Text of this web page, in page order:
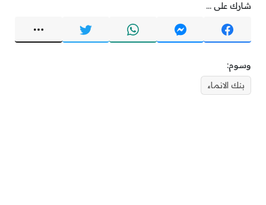
شارك على ...
وسوم:
بنك الانماء